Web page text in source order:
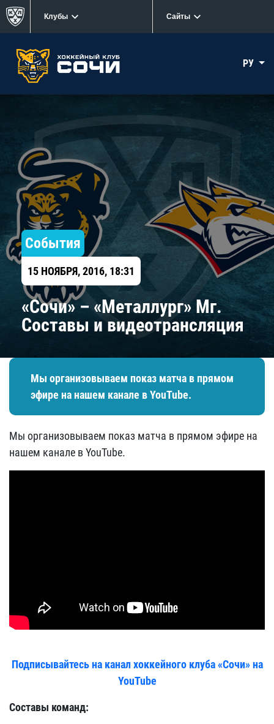
Клубы Сайты
РУ
События
15 НОЯБРЯ, 2016, 18:31
«Сочи» – «Металлург» Мг.
Составы и видеотрансляция
Мы организовываем показ матча в прямом
эфире на нашем канале в YouTube.
Мы организовываем показ матча в прямом эфире на
нашем канале в YouTube.
Подписывайтесь на канал хоккейного клуба «Сочи» на
YouTube
Составы команд: